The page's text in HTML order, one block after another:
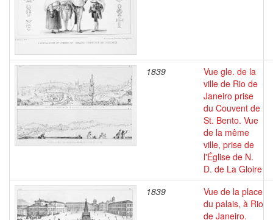
1839
Vue gle. de la
ville de Rio de
Janeiro prise
du Couvent de
St. Bento. Vue
de la même
ville, prise de
l'Église de N.
D. de La Gloire
1839
Vue de la place
du palais, à Rio
de Janeiro.